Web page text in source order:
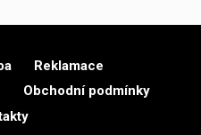
Reklamace
Obchodní podmínky